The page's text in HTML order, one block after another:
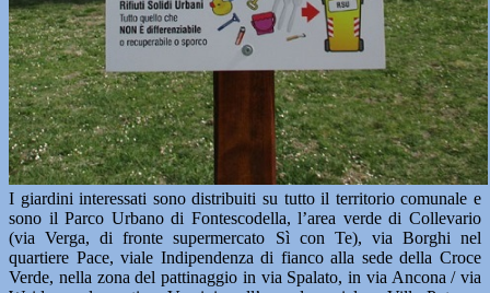
I giardini interessati sono distribuiti su tutto il territorio comunale e
sono il Parco Urbano di Fontescodella, l’area verde di Collevario
(via Verga, di fronte supermercato Sì con Te), via Borghi nel
quartiere Pace, viale Indipendenza di fianco alla sede della Croce
Verde, nella zona del pattinaggio in via Spalato, in via Ancona / via